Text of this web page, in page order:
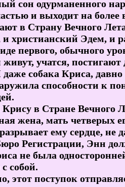
сон одурманенного
и выходит на
в Страну Вечного
и христианский Эдем, и
первого, обычного
живут, учатся,
собака Криса, давно
способности к
в Стране Вечного
жена, мать четверых
ему сердце, не
Регистрации, Энн
не была
собой.
этот поступок